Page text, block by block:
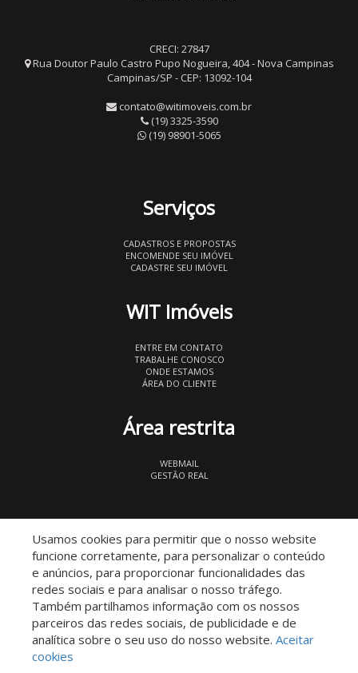
CRECI: 27847
Rua Doutor Paulo Castro Pupo Nogueira, 404 - Nova Campinas
Campinas/SP - CEP: 13092-104
contato@witimoveis.com.br
(19) 3325-3590
(19) 98901-5065
Serviços
CADASTROS E PROPOSTAS
ENCOMENDE SEU IMÓVEL
CADASTRE SEU IMÓVEL
WIT Imóveis
ENTRE EM CONTATO
TRABALHE CONOSCO
ONDE ESTAMOS
ÁREA DO CLIENTE
Área restrita
WEBMAIL
GESTÃO REAL
Descomplicado por:
Usamos cookies para permitir que o nosso website
funcione corretamente, para personalizar o conteúdo
e anúncios, para proporcionar funcionalidades das
redes sociais e para analisar o nosso tráfego.
Também partilhamos informação com os nossos
parceiros das redes sociais, de publicidade e de
analítica sobre o seu uso do nosso website. Aceitar
cookies